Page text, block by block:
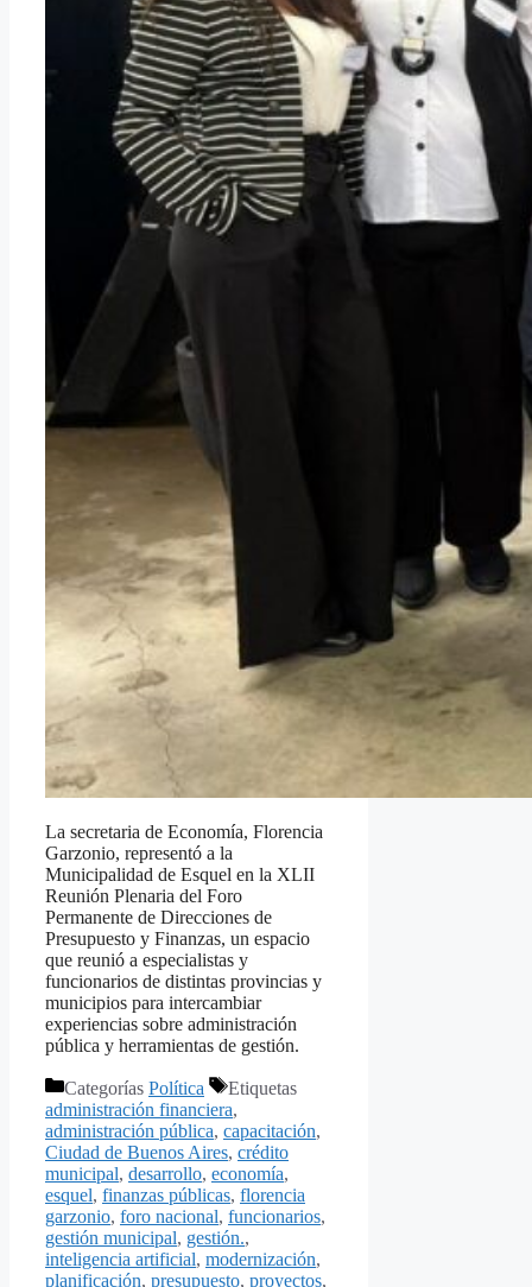
La secretaria de Economía, Florencia
Garzonio, representó a la
Municipalidad de Esquel en la XLII
Reunión Plenaria del Foro
Permanente de Direcciones de
Presupuesto y Finanzas, un espacio
que reunió a especialistas y
funcionarios de distintas provincias y
municipios para intercambiar
experiencias sobre administración
pública y herramientas de gestión.
Categorías Política
Etiquetas
administración financiera,
administración pública, capacitación,
Ciudad de Buenos Aires, crédito
municipal, desarrollo, economía,
esquel, finanzas públicas, florencia
garzonio, foro nacional, funcionarios,
gestión municipal, gestión.,
inteligencia artificial, modernización,
planificación, presupuesto, proyectos,